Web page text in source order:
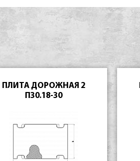
ПЛИТА ДОРОЖНАЯ 2
П30.18-30